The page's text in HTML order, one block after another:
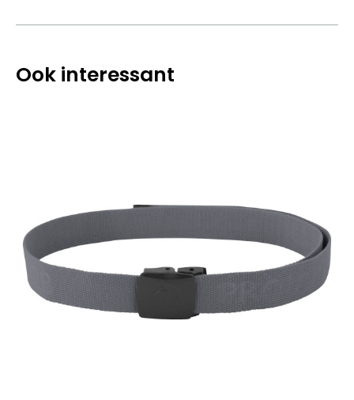
Ook interessant